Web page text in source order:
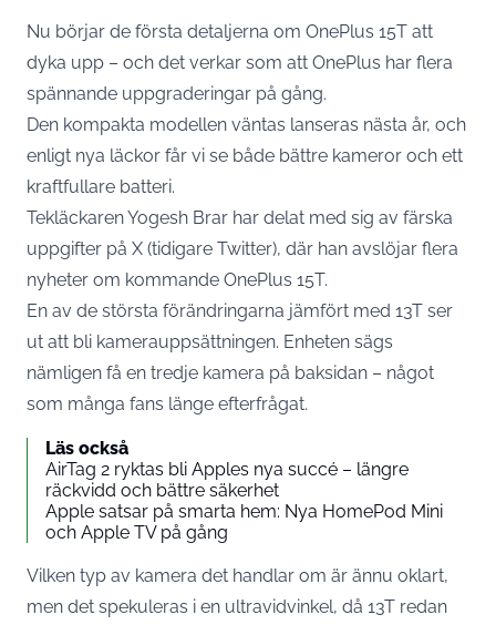
Nu börjar de första detaljerna om OnePlus 15T att
dyka upp – och det verkar som att OnePlus har flera
spännande uppgraderingar på gång.
Den kompakta modellen väntas lanseras nästa år, och
enligt nya läckor får vi se både bättre kameror och ett
kraftfullare batteri.
Tekläckaren Yogesh Brar har delat med sig av färska
uppgifter på X (tidigare Twitter), där han avslöjar flera
nyheter om kommande OnePlus 15T.
En av de största förändringarna jämfört med 13T ser
ut att bli kamerauppsättningen. Enheten sägs
nämligen få en tredje kamera på baksidan – något
som många fans länge efterfrågat.
Läs också
AirTag 2 ryktas bli Apples nya succé – längre
räckvidd och bättre säkerhet
Apple satsar på smarta hem: Nya HomePod Mini
och Apple TV på gång
Vilken typ av kamera det handlar om är ännu oklart,
men det spekuleras i en ultravidvinkel, då 13T redan